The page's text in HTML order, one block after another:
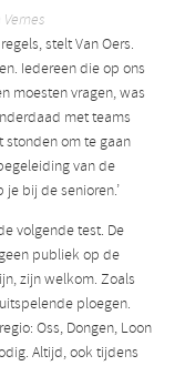
stelt Van Oers.
Iedereen die op ons
moesten vragen, was
met teams
stonden om te gaan
van de
bij de senioren.’
volgende test. De
publiek op de
zijn welkom. Zoals
ploegen.
Oss, Dongen, Loon
Altijd, ook tijdens